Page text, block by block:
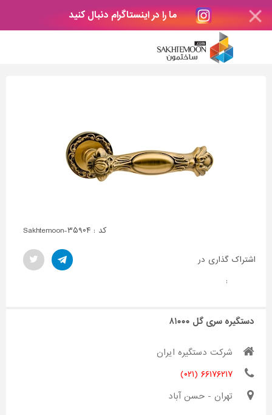
ما را در اینستاگرام دنبال کنید
کد : Sakhtemoon-۳۵۹۰۴
اشتراک گذاری در
:
دستگیره سری گل ۸۱۰۰۰
شرکت دستگیره ایران
۶۶۱۷۶۲۱۷ (۰۲۱)
تهران - حسن آباد